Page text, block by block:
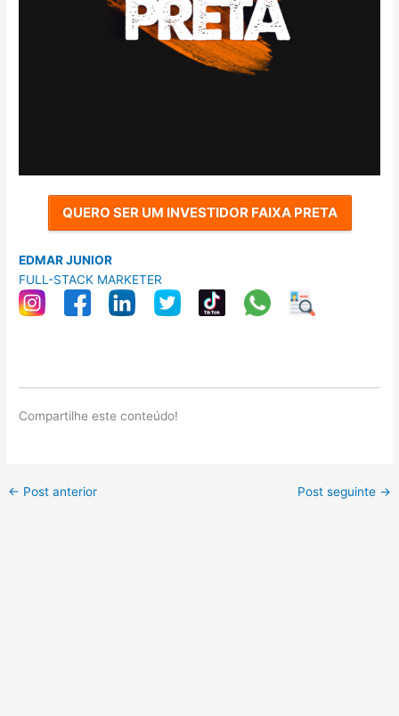
QUERO SER UM INVESTIDOR FAIXA PRETA
EDMAR JUNIOR
FULL-STACK MARKETER
Compartilhe este conteúdo!
← Post anterior Post seguinte →